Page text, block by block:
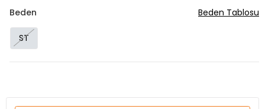
Beden
ST
Beden Tablosu